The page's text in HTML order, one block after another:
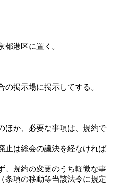
都港区に置く。
の掲示場に掲示してする。
ほか、必要な事項は、規約で
止は総会の議決を経なければ
、規約の変更のうち軽微な事
条項の移動等当該法令に規定